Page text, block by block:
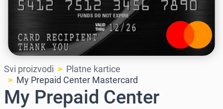
Svi proizvodi
Platne kartice
My Prepaid Center Mastercard
My Prepaid Center